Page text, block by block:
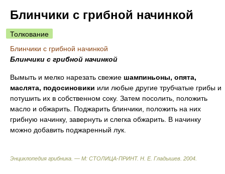
Блинчики с грибной начинкой
Толкование
Блинчики с грибной начинкой
Блинчики с грибной начинкой
Вымыть и мелко нарезать свежие шампиньоны, опята,
маслята, подосиновики или любые другие трубчатые грибы и
потушить их в собственном соку. Затем посолить, положить
масло и обжарить. Поджарить блинчики, положить на них
грибную начинку, завернуть и слегка обжарить. В начинку
можно добавить поджаренный лук.
Энциклопедия грибника. — М: СТОЛИЦА-ПРИНТ. Н. Е. Гладышев 2004